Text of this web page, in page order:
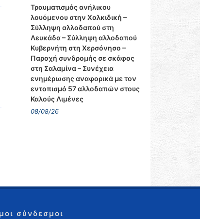
Τραυματισμός ανήλικου
λουόμενου στην Χαλκιδική –
Σύλληψη αλλοδαπού στη
Λευκάδα – Σύλληψη αλλοδαπού
Κυβερνήτη στη Χερσόνησο –
Παροχή συνδρομής σε σκάφος
στη Σαλαμίνα – Συνέχεια
ενημέρωσης αναφορικά με τον
εντοπισμό 57 αλλοδαπών στους
Καλούς Λιμένες
08/08/26
σύνδεσμοι